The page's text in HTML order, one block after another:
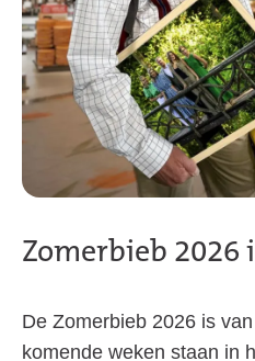
Zomerbieb 2026
De Zomerbieb 2026 is
komende weken staan in